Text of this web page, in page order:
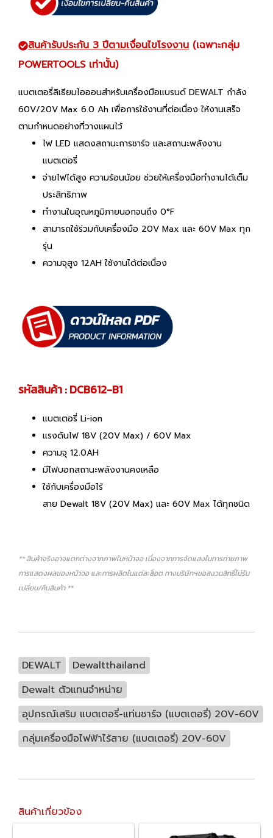
สินค้ารับประกัน 3 ปีตามเงื่อนไขโรงงาน (เฉพาะกลุ่ม
POWERTOOLS เท่านั้น)
แบตเตอรี่ลิเธียมไอออนสำหรับเครื่องมือแบรนด์ DEWALT กำลัง
60V/20V Max 6.0 Ah เพื่อการใช้งานที่ต่อเนื่อง ให้งานเสร็จ
ตามกำหนดอย่างที่วางแผนไว้
ไฟ LED แสดงสถานะการชาร์จ และสถานะพลังงาน
แบตเตอรี่
จ่ายไฟได้สูง ความร้อนน้อย ช่วยให้เครื่องมือทำงานได้เต็ม
ประสิทธิภาพ
ทำงานในอุณหภูมิภายนอกจนถึง 0°F
สามารถใช้ร่วมกับเครื่องมือ 20V Max และ 60V Max ทุก
รุ่น
ความจุสูง 12AH ใช้งานได้ต่อเนื่อง
รหัสสินค้า : DCB612-B1
แบตเตอรี่ Li-ion
แรงดันไฟ 18V (20V Max) / 60V Max
ความจุ 12.0AH
มีไฟบอกสถานะพลังงานคงเหลือ
ใช้กับเครื่องมือไร้
สาย Dewalt 18V (20V Max) และ 60V Max ได้ทุกชนิด
** สินค้าจริงอาจแตกต่างจากภาพในหน้าจอ เนื่องจากการจัดแสงในการถ่ายภาพ
การแสดงผลของหน้าจอ และการผลิตในแต่ละล็อต ทางบริษัทฯขอสงวนสิทธิ์ไม่รับ
เปลี่ยน/คืนสินค้า **
DEWALT
Dewaltthailand
Dewalt ตัวแทนจำหน่าย
อุปกรณ์เสริม แบตเตอรี่-แท่นชาร์จ (แบตเตอรี่) 20V-60V
กลุ่มเครื่องมือไฟฟ้าไร้สาย (แบตเตอรี่) 20V-60V
สินค้าเกี่ยวข้อง